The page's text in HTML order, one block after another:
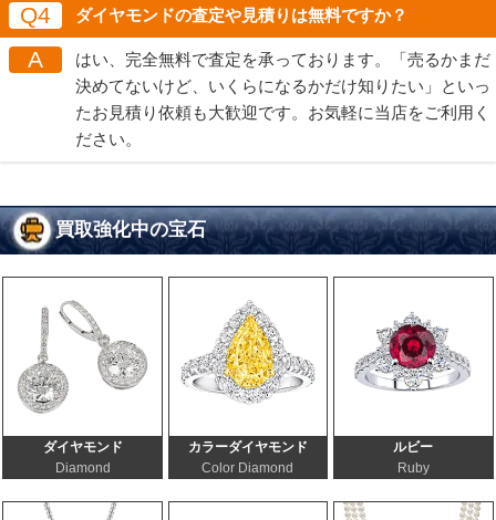
Q4 ダイヤモンドの査定や見積りは無料ですか？
A
はい、完全無料で査定を承っております。「売るかまだ
決めてないけど、いくらになるかだけ知りたい」といっ
たお見積り依頼も大歓迎です。お気軽に当店をご利用く
ださい。
買取強化中の宝石
ダイヤモンド
Diamond
カラーダイヤモンド
Color Diamond
ルビー
Ruby